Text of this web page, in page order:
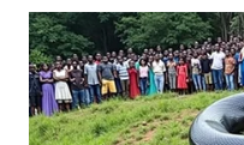
WN
MAJALENGKA
WN
SUBANG